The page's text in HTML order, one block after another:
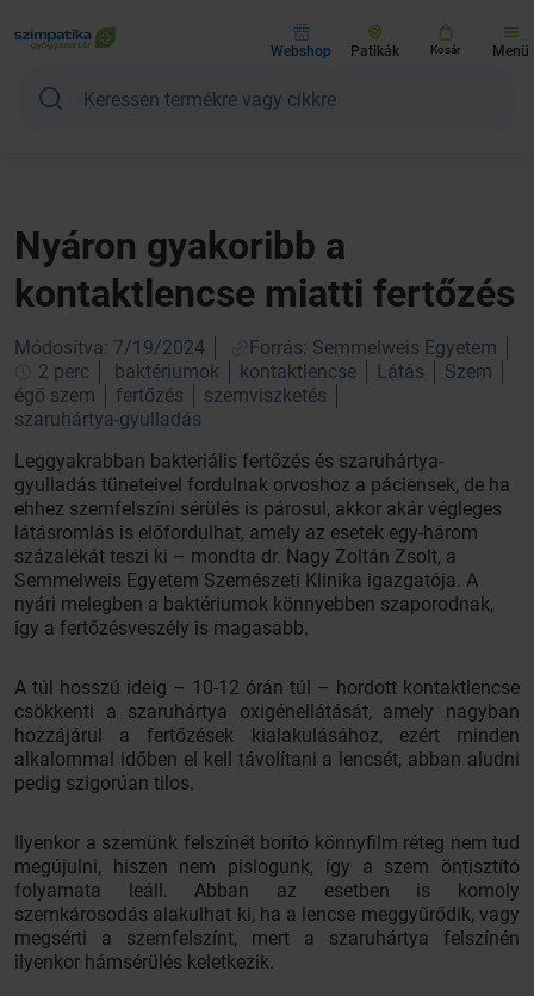
Webshop Patikák Kosár Menü
Nyáron gyakoribb a
kontaktlencse miatti fertőzés
Módosítva: 7/19/2024
Forrás: Semmelweis Egyetem
2 perc
baktériumok kontaktlencse Látás
Szem
égő szem
fertőzés
szemviszketés
szaruhártya-gyulladás
Leggyakrabban bakteriális fertőzés és szaruhártya-
gyulladás tüneteivel fordulnak orvoshoz a páciensek, de ha
ehhez szemfelszíni sérülés is párosul, akkor akár végleges
látásromlás is előfordulhat, amely az esetek egy-három
százalékát teszi ki – mondta dr. Nagy Zoltán Zsolt, a
Semmelweis Egyetem Szemészeti Klinika igazgatója. A
nyári melegben a baktériumok könnyebben szaporodnak,
így a fertőzésveszély is magasabb.
A túl hosszú ideig – 10-12 órán túl – hordott kontaktlencse
csökkenti a szaruhártya oxigénellátását, amely nagyban
hozzájárul a fertőzések kialakulásához, ezért minden
alkalommal időben el kell távolítani a lencsét, abban aludni
pedig szigorúan tilos.
Ilyenkor a szemünk felszínét borító könnyfilm réteg nem tud
megújulni, hiszen nem pislogunk, így a szem öntisztító
folyamata leáll. Abban az esetben is komoly
szemkárosodás alakulhat ki, ha a lencse meggyűrődik, vagy
megsérti a szemfelszínt, mert a szaruhártya felszínén
ilyenkor hámsérülés keletkezik.